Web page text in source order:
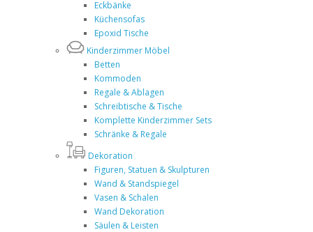
Eckbänke
Küchensofas
Epoxid Tische
Kinderzimmer Möbel
Betten
Kommoden
Regale & Ablagen
Schreibtische & Tische
Komplette Kinderzimmer Sets
Schränke & Regale
Dekoration
Figuren, Statuen & Skulpturen
Wand & Standspiegel
Vasen & Schalen
Wand Dekoration
Säulen & Leisten